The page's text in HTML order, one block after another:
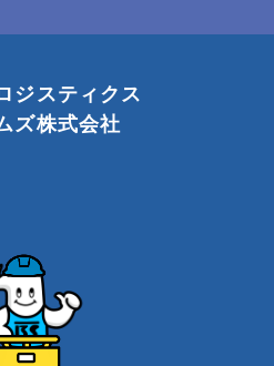
ジスティクス
ズ株式会社